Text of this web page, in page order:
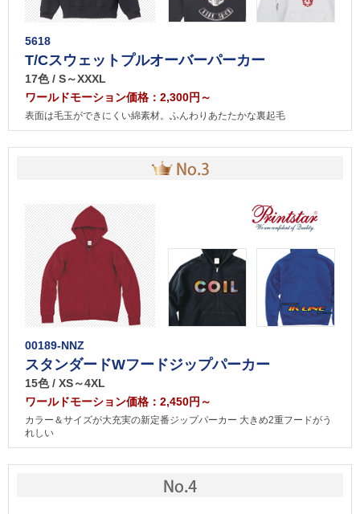
5618
T/Cスウェットプルオーバーパーカー
17色 / S～XXXL
ワールドモーション価格：2,300円～
表面は毛玉ができにくい綿素材。ふんわりあたたかな裏起毛
00189-NNZ
スタンダードWフードジップパーカー
15色 / XS～4XL
ワールドモーション価格：2,450円～
カラー＆サイズが大充実の新定番ジップパーカー 大きめ2重フードがう
れしい